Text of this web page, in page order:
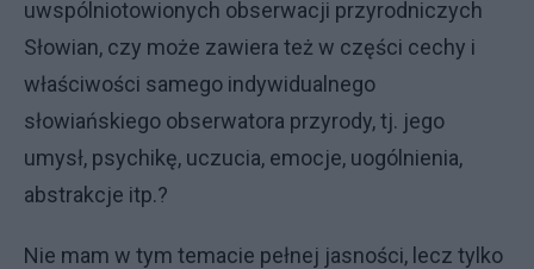
uwspólniotowionych obserwacji przyrodniczych
Słowian, czy może zawiera też w części cechy i
właściwości samego indywidualnego
słowiańskiego obserwatora przyrody, tj. jego
umysł, psychikę, uczucia, emocje, uogólnienia,
abstrakcje itp.?
Nie mam w tym temacie pełnej jasności, lecz tylko